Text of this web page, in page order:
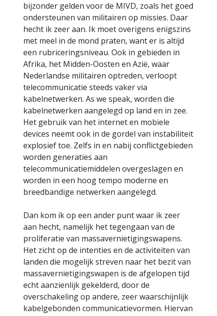
bijzonder gelden voor de MIVD, zoals het goed
ondersteunen van militairen op missies. Daar
hecht ik zeer aan. Ik moet overigens enigszins
met meel in de mond praten, want er is altijd
een rubriceringsniveau. Ook in gebieden in
Afrika, het Midden-Oosten en Azië, waar
Nederlandse militairen optreden, verloopt
telecommunicatie steeds vaker via
kabelnetwerken. As we speak, worden die
kabelnetwerken aangelegd op land en in zee.
Het gebruik van het internet en mobiele
devices neemt ook in de gordel van instabiliteit
explosief toe. Zelfs in en nabij conflictgebieden
worden generaties aan
telecommunicatiemiddelen overgeslagen en
worden in een hoog tempo moderne en
breedbandige netwerken aangelegd.
Dan kom ik op een ander punt waar ik zeer
aan hecht, namelijk het tegengaan van de
proliferatie van massavernietigingswapens.
Het zicht op de intenties en de activiteiten van
landen die mogelijk streven naar het bezit van
massavernietigingswapen is de afgelopen tijd
echt aanzienlijk gekelderd, door de
overschakeling op andere, zeer waarschijnlijk
kabelgebonden communicatievormen. Hiervan